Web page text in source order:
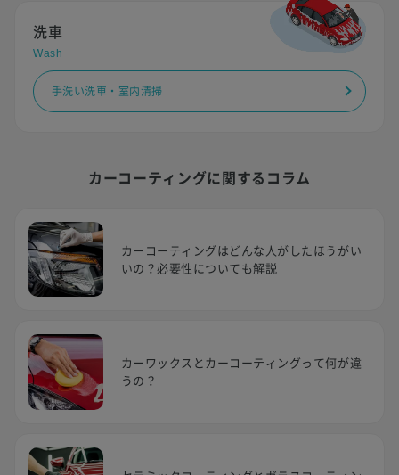
洗車
Wash
手洗い洗車・室内清掃
カーコーティングに関するコラム
カーコーティングはどんな人がしたほうがい
いの？必要性についても解説
カーワックスとカーコーティングって何が違
うの？